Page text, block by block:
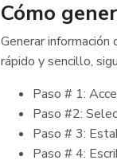
Cómo
Generar
rápido y sencillo,
Paso # 1:
Paso #2:
Paso # 3:
Paso # 4: